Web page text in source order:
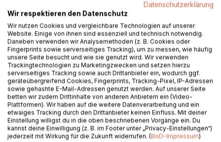
- Ein Gong ertönte, wie bei einem Boxkampf. War das Spiel
dieses Psychos vorbei? Doch was würde nun passieren? -
Nachdem auf Gran Canaria zwei Jugendliche tot aus dem
Meer geborgen wurden, engagiert eine besorgte Mutter
die Privatermittler Sven und Jenny, um ihren Sohn zu
observieren.
Die Spur führt sie zu einer Clique, in die man nur nach
lebensgefährlichen Mutproben aufgenommen wird.
Doch dann verschwindet erneut ein Jugendlicher, und kurz
darauf ein weiterer. Die Polizei vermutet dahinter einen
geisteskranken Entführer.
Datenschutzerklärung
Wir respektieren den Datenschutz
Wir nutzen Cookies und vergleichbare Technologien auf unserer
Website. Einige von ihnen sind essenziell und technisch notwendig.
Daneben verwenden wir Analysemethoden (z. B. Cookies oder
Fingerprints sowie serverseitiges Tracking), um zu messen, wie häufig
unsere Seite besucht und wie sie genutzt wird. Wir verwenden
Trackingtechnologien zu Marketingzwecken und setzen hierzu
serverseitiges Tracking sowie auch Drittanbieter ein, wodurch ggf.
geräteübergreifend Cookies, Fingerprints, Tracking-Pixel, IP-Adressen
sowie gehashte E-Mail-Adressen genutzt werden. Auf unserer Seite
betten wir zudem Drittinhalte von anderen Anbietern ein (Video-
Plattformen). Wir haben auf die weitere Datenverarbeitung und ein
etwaiges Tracking durch den Drittanbieter keinen Einfluss. Mit deiner
Einstellung willigst du in die oben beschriebenen Vorgänge ein. Du
kannst deine Einwilligung (z. B. im Footer unter „Privacy-Einstellungen“)
jederzeit mit Wirkung für die Zukunft widerrufen. (BoD-Impressum)